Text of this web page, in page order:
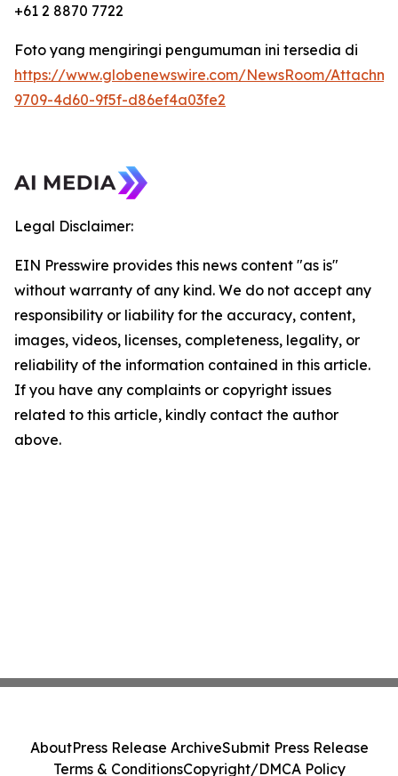
+61 2 8870 7722
Foto yang mengiringi pengumuman ini tersedia di
https://www.globenewswire.com/NewsRoom/
9709-4d60-9f5f-d86ef4a03fe2
Legal Disclaimer:
EIN Presswire provides this news content "as is"
without warranty of any kind. We do not accept any
responsibility or liability for the accuracy, content,
images, videos, licenses, completeness, legality, or
reliability of the information contained in this article.
If you have any complaints or copyright issues
related to this article, kindly contact the author
above.
AboutPress Release ArchiveSubmit Press Release
Terms & ConditionsCopyright/DMCA Policy